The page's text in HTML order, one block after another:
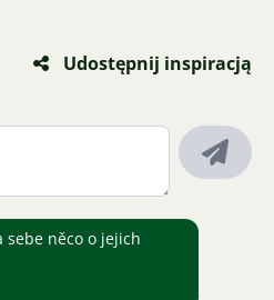
Udostępnij inspiracją
sebe něco o jejich